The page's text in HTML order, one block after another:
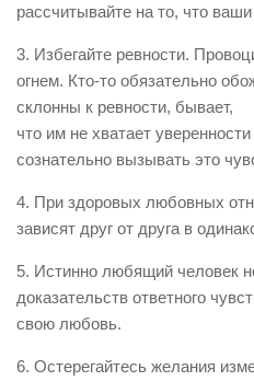
рассчитывайте на то, что
3. Избегайте ревности.
огнем. Кто-то обязательно
склонны к ревности, бывает,
что им не хватает
сознательно вызывать это
4. При здоровых любовных
зависят друг от друга в
5. Истинно любящий человек
доказательств ответного
свою любовь.
6. Остерегайтесь желания